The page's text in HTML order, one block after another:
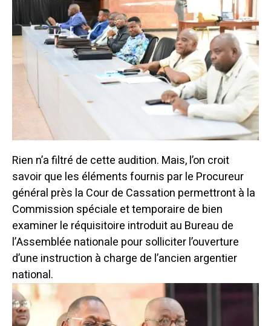
Rien n’a filtré de cette audition. Mais, l’on croit
savoir que les éléments fournis par le Procureur
général près la Cour de Cassation permettront à la
Commission spéciale et temporaire de bien
examiner le réquisitoire introduit au Bureau de
l’Assemblée nationale pour solliciter l’ouverture
d’une instruction à charge de l’ancien argentier
national.